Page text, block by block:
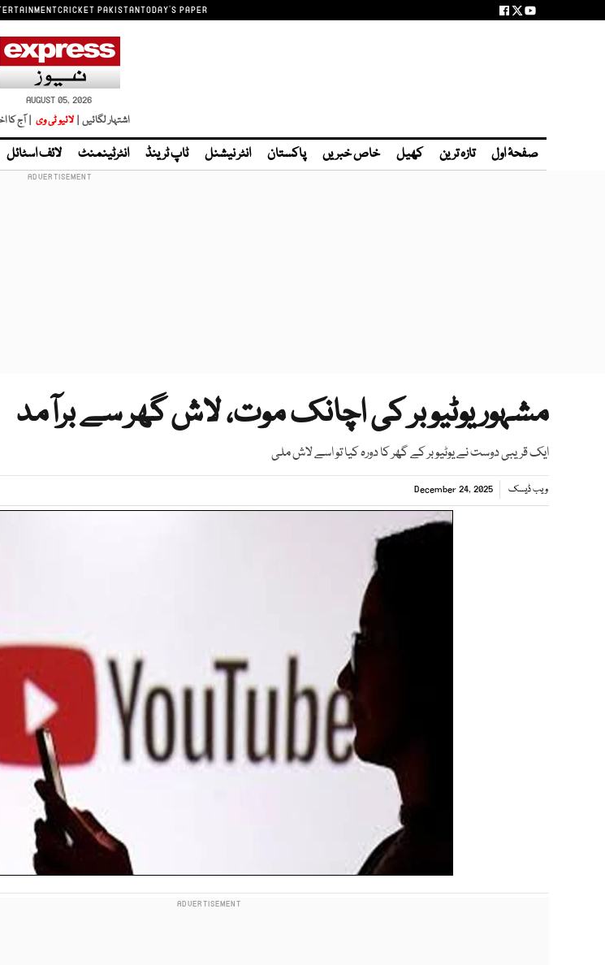
CRICKET PAKISTANTODAY'S PAPER
AUGUST 05, 2026
اشتہار لگائیں | لائیو ٹی وی | آج کا
صفحۂ اول تازہ ترین کھیل خاص خبریں پاکستان انٹر نیشنل ٹاپ ٹرینڈ انٹرٹینمنٹ لائف اسٹائل
مشہور یوٹیوبر کی اچانک موت، لاش گھر سے برآمد
ایک قریبی دوست نے یوٹیوبر کے گھر کا دورہ کیا تو اسے لاش ملی
ویب ڈیسک December 24, 2025